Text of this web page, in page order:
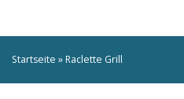
Startseite »Raclette Grill